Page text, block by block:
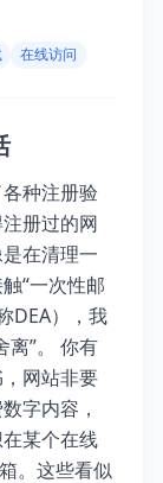
在线访问
种注册验
册过的网
在清理一
“一次性邮
DEA），我
离”。 你有
网站非要
字内容，
某个在线
。这些看似